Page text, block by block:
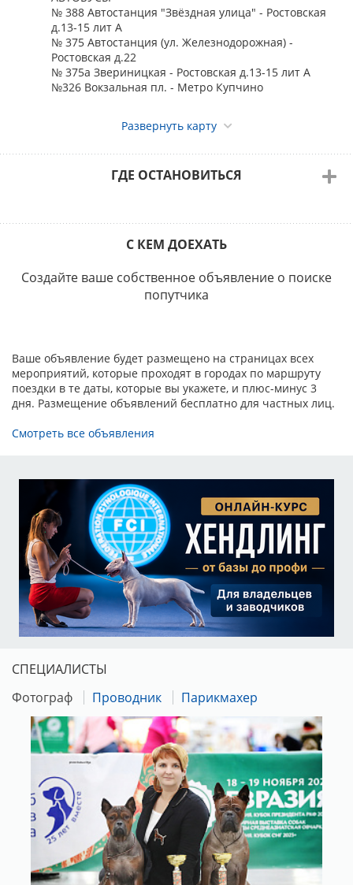
№ 388 Автостанция "Звёздная улица" - Ростовская
д.13-15 лит А
№ 375 Автостанция (ул. Железнодорожная) -
Ростовская д.22
№ 375а Звериницкая - Ростовская д.13-15 лит А
№326 Вокзальная пл. - Метро Купчино
Развернуть карту
ГДЕ ОСТАНОВИТЬСЯ
С КЕМ ДОЕХАТЬ
Создайте ваше собственное объявление о поиске
попутчика
Ваше объявление будет размещено на страницах всех
мероприятий, которые проходят в городах по маршруту
поездки в те даты, которые вы укажете, и плюс-минус 3
дня. Размещение объявлений бесплатно для частных лиц.
Смотреть все объявления
СПЕЦИАЛИСТЫ
Фотограф
Проводник Парикмахер